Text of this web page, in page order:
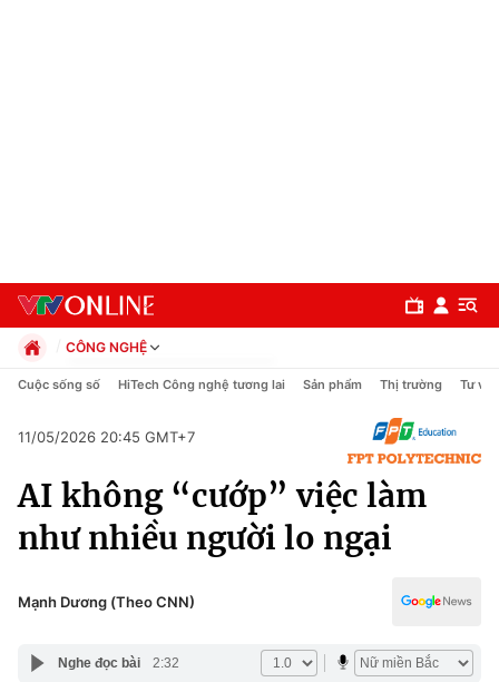
Chính trị
CÔNG NGHỆ
Chính trị
Pháp luật
Thể thao
Truyền hình
Văn hóa - Giải trí
Đời sống
Giáo dục
Cuộc sống số HiTech Công nghệ tương lai Sản phẩm Thị trường Tư vấn
11/05/2026 20:45 GMT+7
AI không “cướp” việc làm
như nhiều người lo ngại
Mạnh Dương (Theo CNN)
Nghe đọc bài 2:32